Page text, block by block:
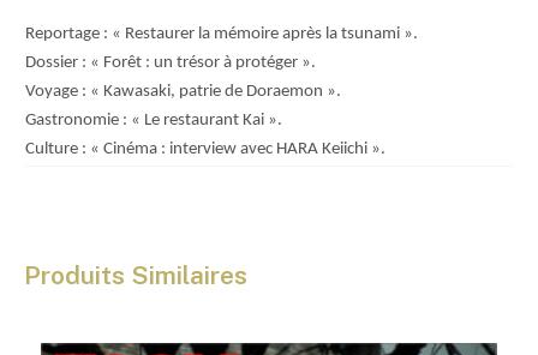
Reportage : « Restaurer la mémoire après la tsunami ».
Dossier : « Forêt : un trésor à protéger ».
Voyage : « Kawasaki, patrie de Doraemon ».
Gastronomie : « Le restaurant Kai ».
Culture : « Cinéma : interview avec HARA Keiichi ».
Produits Similaires